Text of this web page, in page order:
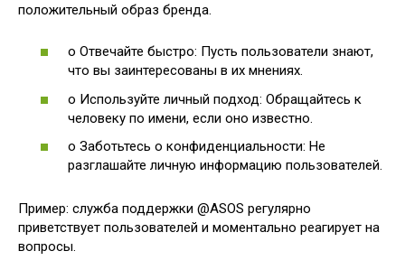
положительный образ бренда.
o Отвечайте быстро: Пусть пользователи знают,
что вы заинтересованы в их мнениях.
o Используйте личный подход: Обращайтесь к
человеку по имени, если оно известно.
o Заботьтесь о конфиденциальности: Не
разглашайте личную информацию пользователей.
Пример: служба поддержки @ASOS регулярно
приветствует пользователей и моментально реагирует на
вопросы.